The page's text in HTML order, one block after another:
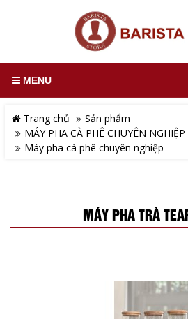
MENU
Trang chủ
Sản phẩm
MÁY PHA CÀ PHÊ CHUYÊN NGHIỆP
Máy pha cà phê chuyên nghiệp
MÁY PHA TRÀ